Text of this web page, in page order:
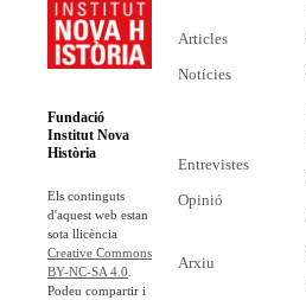
Fundació
Institut Nova
Història
Els continguts
d'aquest web estan
sota llicència
Creative Commons
BY-NC-SA 4.0
Podeu compartir i
Articles
Notícies
Entrevistes
Opinió
Arxiu